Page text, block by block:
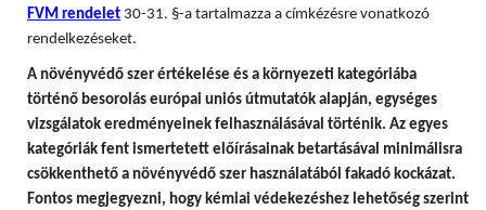
FVM rendelet 30-31. §-a tartalmazza a címkézésre vonatkozó
rendelkezéseket.
A növényvédő szer értékelése és a környezeti kategóriába
történő besorolás európai uniós útmutatók alapján, egységes
vizsgálatok eredményeinek felhasználásával történik. Az egyes
kategóriák fent ismertetett előírásainak betartásával minimálisra
csökkenthető a növényvédő szer használatából fakadó kockázat.
Fontos megjegyezni, hogy kémiai védekezéshez lehetőség szerint